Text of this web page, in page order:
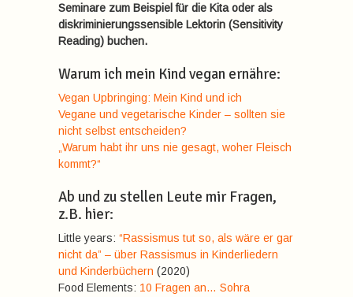
Seminare zum Beispiel für die Kita oder als
diskriminierungssensible Lektorin (Sensitivity
Reading) buchen.
Warum ich mein Kind vegan ernähre:
Vegan Upbringing: Mein Kind und ich
Vegane und vegetarische Kinder – sollten sie
nicht selbst entscheiden?
„Warum habt ihr uns nie gesagt, woher Fleisch
kommt?“
Ab und zu stellen Leute mir Fragen,
z.B. hier:
Little years: “Rassismus tut so, als wäre er gar
nicht da” – über Rassismus in Kinderliedern
und Kinderbüchern (2020)
Food Elements: 10 Fragen an… Sohra